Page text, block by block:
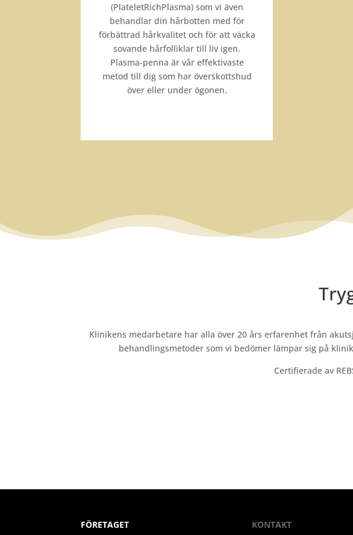
(PlateletRichPlasma) som vi även
behandlar din hårbotten med för
förbättrad hårkvalitet och för att väcka
sovande hårfolliklar till liv igen.
Plasma-penna är vår effektivaste
metod till dig som har överskottshud
över eller under ögonen.
Klinikens medarbetare har alla över 20 års erfarenhet från
behandlingsmetoder som vi bedömer lämpar sig på
Certifierade av
FÖRETAGET KONTAKT